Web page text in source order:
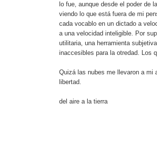
lo fue, aunque desde el poder de
viendo lo que está fuera de mi
cada vocablo en un dictado a
a una velocidad inteligible. Por
utilitaria, una herramienta
inaccesibles para la otredad. Los
Quizá las nubes me llevaron a mi
libertad.
del aire a la tierra